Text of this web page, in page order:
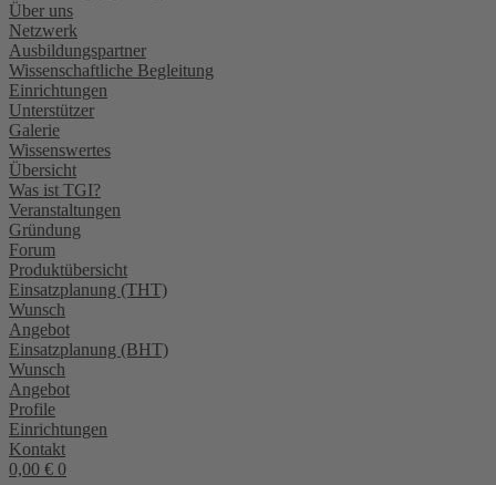
Über uns
Netzwerk
Ausbildungspartner
Wissenschaftliche Begleitung
Einrichtungen
Unterstützer
Galerie
Wissenswertes
Übersicht
Was ist TGI?
Veranstaltungen
Gründung
Forum
Produktübersicht
Einsatzplanung (THT)
Wunsch
Angebot
Einsatzplanung (BHT)
Wunsch
Angebot
Profile
Einrichtungen
Kontakt
0,00 € 0